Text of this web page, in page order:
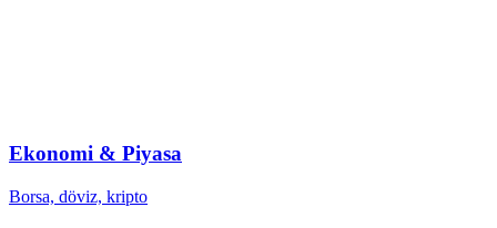
Ekonomi & Piyasa
Borsa, döviz, kripto